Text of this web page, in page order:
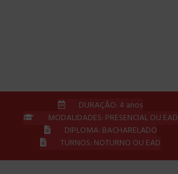
DURAÇÃO: 4 anos
MODALIDADES: PRESENCIAL OU EAD
DIPLOMA: BACHARELADO
TURNOS: NOTURNO OU EAD